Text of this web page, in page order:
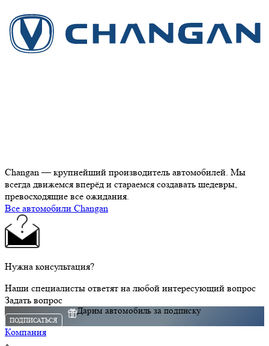
Changan — крупнейший производитель автомобилей. Мы
всегда движемся вперёд и стараемся создавать шедевры,
превосходящие все ожидания.
Все автомобили Changan
Нужна консультация?
Наши специалисты ответят на любой интересующий вопрос
Задать вопрос
Дарим автомобиль за подписку
ПОДПИСАТЬСЯ
Компания